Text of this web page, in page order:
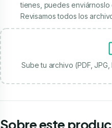
tienes, puedes enviárnoslo
Revisamos todos los
Sube tu archivo (PDF,
Sobre este